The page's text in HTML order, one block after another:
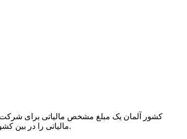
مالیاتی را در بین کشورهای صنعتی دارد و همین مسئله نیز بر روند ثبت شرکت در آلمان تاثیر به سزایی دارد. در ادامه شرایط زندگی در آلمان را برای شما بررسی خواهیم کرد.